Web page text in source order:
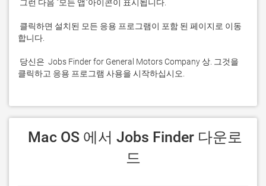
클릭하고 응용 프로그램 사용을 시작하십시오.
드